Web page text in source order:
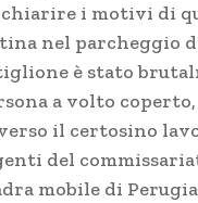
i motivi di
nel parcheggio
è stato
a volto
il certosino
del
mobile di